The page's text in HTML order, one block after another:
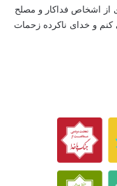
از اشخاص فداکار و مصلح
و خدای ناکرده زحمات